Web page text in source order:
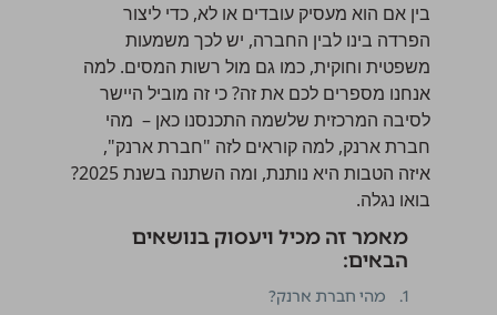
בין אם הוא מעסיק עובדים או לא, כדי ליצור
הפרדה בינו לבין החברה, יש לכך משמעות
משפטית וחוקית, כמו גם מול רשות המסים. למה
אנחנו מספרים לכם את זה? כי זה מוביל היישר
לסיבה המרכזית שלשמה התכנסנו כאן – מהי
חברת ארנק, למה קוראים לזה "חברת ארנק",
איזה הטבות היא נותנת, ומה השתנה בשנת 2025?
בואו נגלה.
מאמר זה מכיל ויעסוק בנושאים
הבאים:
1.
מהי חברת ארנק?